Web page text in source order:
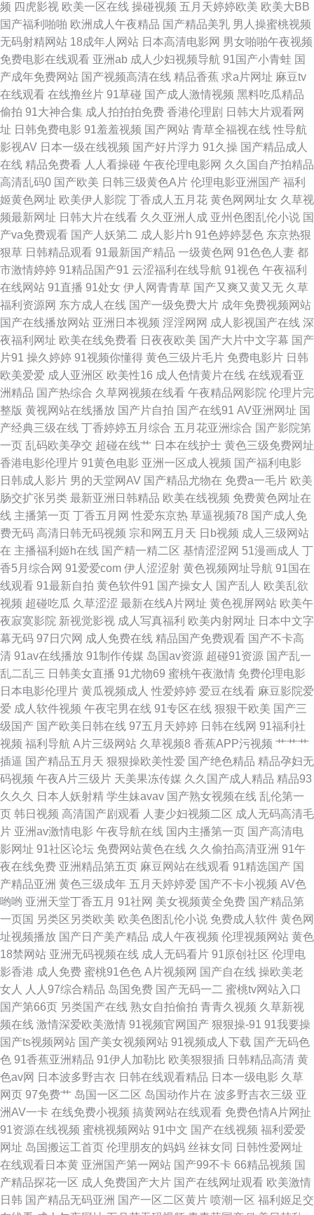
欧美一期二期 成全抖阴在线观看 免费看电影网址 久久蜜桃久久av 在线视频
a 久久国产精品国产精 熟女乱论区 精品九九爱爱 国产在线第5页 成人无码久
久 磁力搜索网站大全 国产情侣自拍刺激对白 亚洲91视频蝌科 亚洲精品无码
网址 精品国产成人久久 中文字幕熟女青草 久久嫩草精品二区 久草最新在线
资源 欧美性交一区二区 伊人AⅤ大香蕉 日本污图 五月天黄色影院 天美mv免
费mv观看 欧美深夜福利视频 亚洲黑料1区 色宗合天天在线观看 AV片区 亚洲
精品九九 欧美福利视频 香蕉麻豆91 成人9118禁 日本国产在线一区二区 精
品国产日韩欧美 男女精品一区 在线看污视频 日本一级大片免费 日韩性爱青
青草 午夜男女网站 午夜剧场在线爽爽 色情91网站 瑟瑟五月天婷婷 欧美a播
放 91色狼网站在线观看 人人草人人妻91 免费艹综合 东京热男人天堂 亚洲福
利院导航 久草福利网站 国产精品一区二区午夜 久久热机视频 三级网址色天
堂 国产一区啪啪 91五月天超碰 蜜桃丰满的性爱午夜 韩国AV中国网站 黄色
情免费 老湿影院免费x片 传媒精品国产网站 成人一级片网站 天天操操操丝袜
美女极品91 91操啪啪啪 九九精品国产三级毛片 91爱液 蜜桃九九网 91大神
免费啪啪 欧美日韩中字综合 91熟女首页 伊人久久在网 福利视频网偷拍 豆花
成人AV影院 国产情侣色图 日本不卡一三区 日韩美女电影在线观看 国产综合
三级 日本无码第三页 精品九九 海角tv91 香蕉视频影院 深夜福利天堂 黑丝内
射 婷婷五月天日韩欧美一区 欧美日韩人妻精品 91色狼网站在线观看 综合天
天色色 欧美啊啊啊 国产啊V在线观看日韩 国产精品久久香 欧美三级在线 美
女艹逼国产网站 91黄页视频免费观看 最新网址av 日韩欧美伦理 超碰在线 成
人Av色情 免费欧美性交精品片 午夜影院黄 午夜啪国产不卡 AV性爱com 国产
极品情侣自拍AV 人人摸天堂 天堂大色色 福利导航网站亚洲情色 天天撸夜夜
操 www色欧美 97麻豆成人射超碰人人爱 国产手机福利在线观看 日本黄色不
卡在线视频 久久探花高清 成人av影院在线尤物 日本美女色色 久久九九成人
国产 午夜寂寞伦理 男女互操com 亚洲色图探花 无套内设在线播放 91亚洲精
华液 国产精品a久久 国产欧洲第二页 国产午夜精华久久 欧亚+日韩+国产无
马 黑丝教师被爆操 午夜宅女私人福利影院 在线观a免费 日本不卡在线不卡不
卡 91精品操逼视频 日韩欧美成人综合国产 91伊人国产 亚洲黄色片 豆花视频
在线吃瓜 久草大香蕉亚洲 欧美涩逼 AV天堂福利
频 四虎影视 欧美一区在线 操碰视频 五月天婷婷欧美 欧美大BB
国产福利啪啪 欧洲成人午夜精品 国产精品美乳 男人操蜜桃视频
无码射精网站 18成年人网站 日本高清电影网 男女啪啪午夜视频
免费电影在线观看 亚洲ab 成人少妇视频导航 91国产小青蛙 国
产成年免费网站 国产视频高清在线 精品香蕉 求a片网址 麻豆tv
在线观看 在线撸丝片 91草碰 国产成人激情视频 黑料吃瓜精品
偷拍 91大神合集 成人拍拍拍免费 香港伦理剧 日韩大片观看网
址 日韩免费电影 91羞羞视频 国产网站 青草全福视在线 性导航
影视AV 日本一级在线视频 国产好片浮力 91久操 国产精品成人
在线 精品免费看 人人看操碰 午夜伦理电影网 久久国自产拍精品
高清乱码0 国产欧美 日韩三级黄色A片 伦理电影亚洲国产 福利
姬黄色网址 欧美伊人影院 丁香成人五月花 黄色网网址女 久草视
频最新网址 日韩大片在线看 久久亚洲人成 亚州色图乱伦小说 国
产va免费观看 国产人妖第二 成人影片h 91色婷婷瑟色 东京热狠
狠草 日韩精品观看 91最新国产精品 一级黄色网 91色色人妻 都
市激情婷婷 91精品国产91 云涩福利在线导航 91视色 午夜福利
在线网站 91直播 91处女 伊人网青青草 国产又爽又黄又无 久草
福利资源网 东方成人在线 国产一级免费大片 成年免费视频网站
国产在线播放网站 亚洲日本视频 淫淫网网 成人影视国产在线 深
夜福利网址 欧美在线免费看 日夜夜欧美 国产大片中文字幕 国产
片91 操久婷婷 91视频你懂得 黄色三级片毛片 免费电影片 日韩
欧美爱爱 成人亚洲区 欧美性16 成人色情黄片在线 在线观看亚
洲精品 国产热综合 久草网视频在线看 午夜精品网影院 伦理片完
整版 黄视网站在线播放 国产片自拍 国产在线91 AV亚洲网址 国
产经典三级在线 丁香婷婷五月综合 五月花亚洲综合 国产影院第
一页 乱码欧美孕交 超碰在线艹 日本在线护士 黄色三级免费网址
香港电影伦理片 91黄色电影 亚洲一区成人视频 国产福利电影
日韩成人影片 男的天堂网AV 国产精品尤物在 免费a一毛片 欧美
肠交扩张另类 最新亚洲日韩精品 欧美在线视频 免费黄色网址在
线 主播第一页 丁香五月网 性爱东京热 草逼视频78 国产成人免
费无码 高清日韩无码视频 宗和网五月天 日b视频 成人三级网站
在 主播福利姬h在线 国产精一精二区 基情涩涩网 51漫画成人 丁
香5月综合网 91爱爱com 伊人涩涩射 黄色视频网址导航 91国在
线观看 91最新自拍 黄色软件91 国产操女人 国产乱人 欧美乱欲
视频 超碰吃瓜 久草涩涩 最新在线A片网址 黄色视屏网站 欧美午
夜寂寞影院 新视觉影视 成人写真福利 欧美内射网址 日本中文字
幕无码 97日穴网 成人免费在线 精品国产免费观看 国产不卡高
清 91av在线播放 91制作传媒 岛国av资源 超碰91资源 国产乱一
乱二乱三 日韩美女直播 91尤物69 蜜桃午夜激情 免费伦理电影
日本电影伦理片 黄瓜视频成人 性爱婷婷 爱豆在线看 麻豆影院爱
爱 成人软件视频 午夜宅男在线 91专区在线 狠狠干欧美 国产三
级国产 国产欧美日韩在线 97五月天婷婷 日韩在线网 91福利社
视频 福利导航 A片三级网站 久草视频8 香蕉APP污视频 艹艹艹
插逼 国产精品五月天 狠狠操欧美性爱 国产绝色精品 精品孕妇无
码视频 午夜A片三级片 天美果冻传媒 久久国产成人精品 精品93
久久久
日本人妖射精 学生妹avav 国产熟女视频在线 乱伦第一
页 韩日视频 高清国产剧观看 人妻少妇视频二区 成人无码高清毛
片 亚洲av激情电影 午夜导航在线 国内主播第一页 国产高清电
影网址 91社区论坛 免费网站黄色在线 久久偷拍高清亚洲 91午
夜在线免费 亚洲精品第五页 麻豆网站在线观看 91精选国产 国
产精品亚洲 黄色三级成年 五月天婷婷爱 国产不卡小视频 AV色
哟哟 亚洲天堂丁香五月 91社网 美女视频黄全免费 国产精品第
一页国 另类区另类欧美 欧美色图乱伦小说 免费成人软件 黄色网
址视频播放 国产日产美产精品 成人午夜视频 伦理视频网站 黄色
18禁网站 亚洲无码视频在线 成人无码看片 91原创社区 伦理电
影香港 成人免费 蜜桃91色色 A片视频网 国产自在线 操欧美老
女人
人人97综合精品 岛国免费 国产无码一二 蜜桃tv网站入口
国产第66页 另类国产在线 熟女自拍偷拍 青青久视频 久草新视
频在线 激情深爱欧美激情 91视频官网国产 狠狠操-91 91我要操
国产ts视频网站 国产美女视频网站 91视频成人下载 国产无码色
色 91香蕉亚洲精品 91伊人加勒比 欧美狠狠插 日韩精品高清 黄
色av网 日本波多野吉衣 日韩在线观看精品 日本一级电影 久草
网页 97免费艹 岛国一区二区 岛国动作片在 波多野吉衣三级 亚
洲AV一卡 在线免费小视频 搞黄网站在线观看 免费色情A片网扯
91资源在线视频 蜜桃视频网站 91中文 国产在线视频 福利爱爱
网址 岛国搬运工首页 伦理朋友的妈妈 丝袜女同 日韩性爱网址
在线观看日本黄 亚洲国产第一网站 国产99不卡 66精品视频 国
产精品探花一区 成人免费国产大片 国产在线网址观看 欧美激情
日韩 国产精品无码亚洲 国产一区二区黄片 喷潮一区 福利姬足交